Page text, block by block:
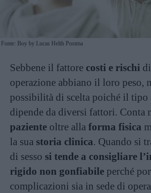
Fonte: Boy by Lucas Helth Postma
Sebbene il fattore costi e rischi
operazione abbiano il loro peso,
possibilità di scelta poiché il
dipende da diversi fattori. Conta
paziente oltre alla forma fisica
la sua storia clinica. Quando si
di sesso si tende a consigliare
rigido non gonfiabile perché
complicazioni sia in sede di